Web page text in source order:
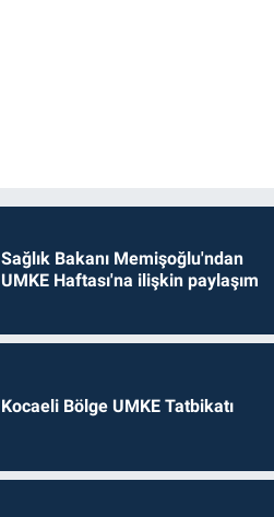
Sağlık Bakanı Memişoğlu'ndan
UMKE Haftası'na ilişkin paylaşım
Kocaeli Bölge UMKE Tatbikatı